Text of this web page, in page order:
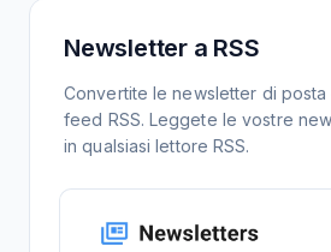
Newsletter a RSS
Convertite le newsletter di posta
feed RSS. Leggete le vostre
in qualsiasi lettore RSS.